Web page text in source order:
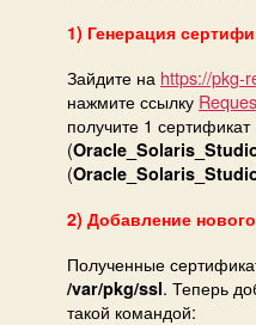
1) Генерация
Зайдите на https://pkg-
нажмите ссылку
получите 1 сертификат
(
(
2) Добавление
Полученные
/var/pkg/ssl. Теперь
такой командой: